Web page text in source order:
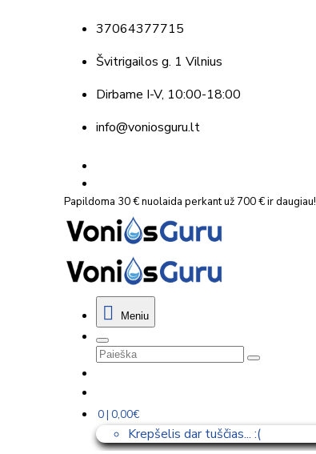
37064377715
Švitrigailos g. 1 Vilnius
Dirbame I-V, 10:00-18:00
info@voniosguru.lt
Papildoma 30 € nuolaida perkant už 700 € ir daugiau!
Meniu
0 | 0,00€
Krepšelis dar tuščias... :(